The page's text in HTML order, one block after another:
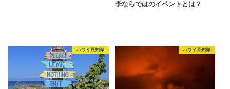
季ならではのイベントとは？
ハワイ豆知識 ハワイ豆知識